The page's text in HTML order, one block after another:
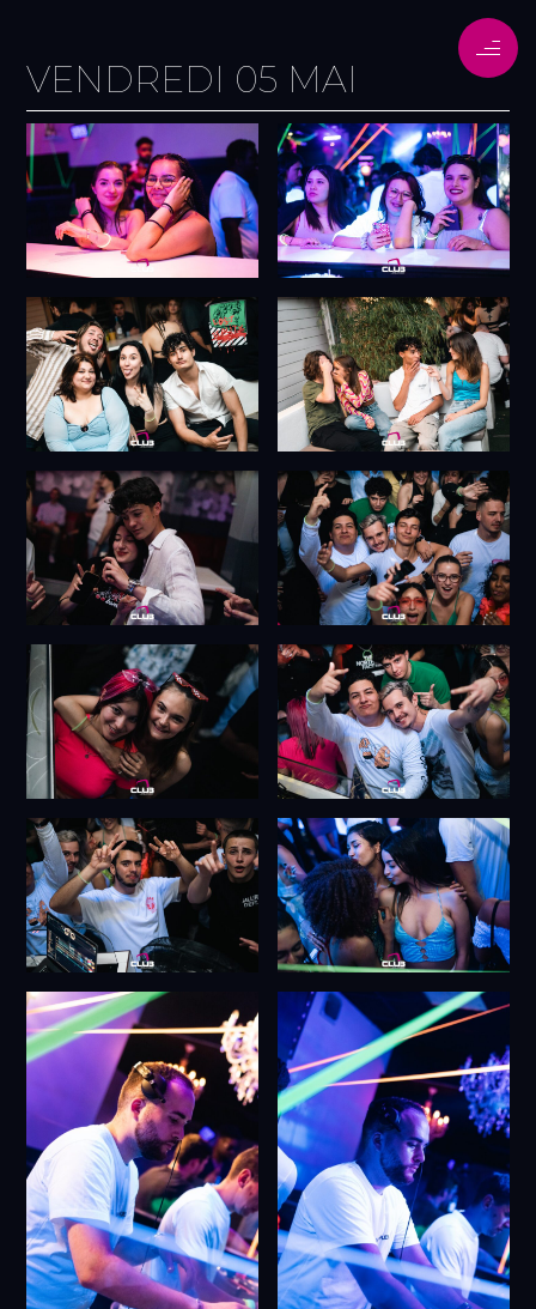
VENDREDI 05 MAI